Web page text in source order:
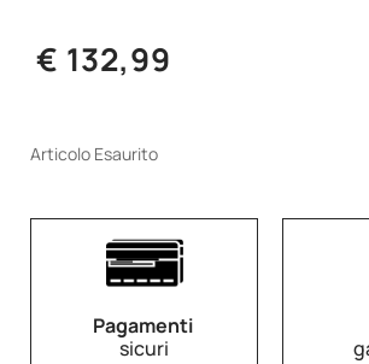
€ 132,99
Articolo Esaurito
Pagamenti
sicuri